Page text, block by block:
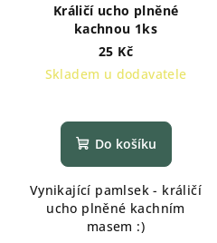
Králičí ucho plněné
kachnou 1ks
25 Kč
Skladem u dodavatele
Do košíku
Vynikající pamlsek - králičí
ucho plněné kachním
masem :)